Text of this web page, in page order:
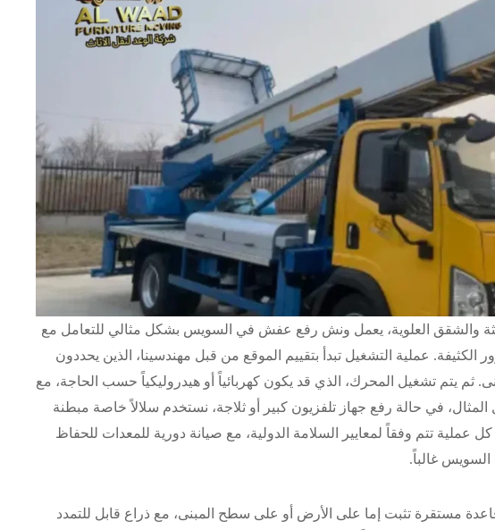
والشقق العلوية، يعمل ونش رفع عفش في السويس بشكل مثالي للتعامل مع
الكثيفة. عملية التشغيل تبدأ بتقييم الموقع من قبل مهندسينا، الذين يحددون
ثم يتم تشغيل المحرك، الذي قد يكون كهربائياً أو هيدروليكياً حسب الحاجة، مع
في حالة رفع جهاز تلفزيون كبير أو ثلاجة، نستخدم سلالاً خاصة مبطنة
عملية تتم وفقاً لمعايير السلامة الدولية، مع صيانة دورية للمعدات للحفاظ
غالباً.
مستقرة تثبت إما على الأرض أو على سطح المبنى، مع ذراع قابل للتمدد